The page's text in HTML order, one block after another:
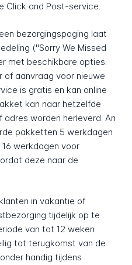
Click and Post-service.
bezorgingspoging laat
("Sorry We Missed
met beschikbare opties:
aanvraag voor nieuwe
is gratis en kan online
kan naar hetzelfde
worden herleverd. An
pakketten 5 werkdagen
werkdagen voor
deze naar de
in vakantie of
tijdelijk op te
van tot 12 weken
tot terugkomst van de
handig tijdens